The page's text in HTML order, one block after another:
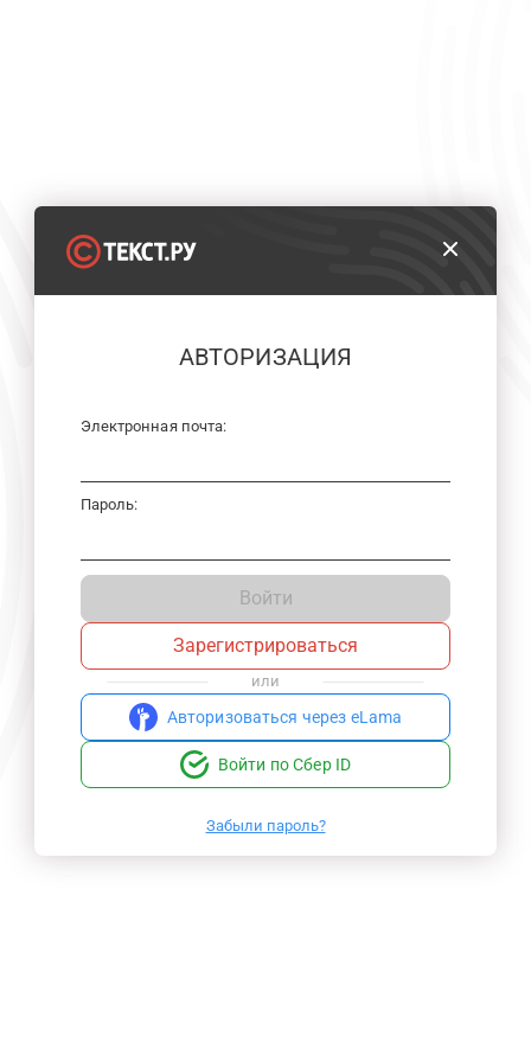
АВТОРИЗАЦИЯ
Электронная почта:
Пароль:
Войти
Зарегистрироваться
или
Авторизоваться через eLama
Войти по Сбер ID
Забыли пароль?